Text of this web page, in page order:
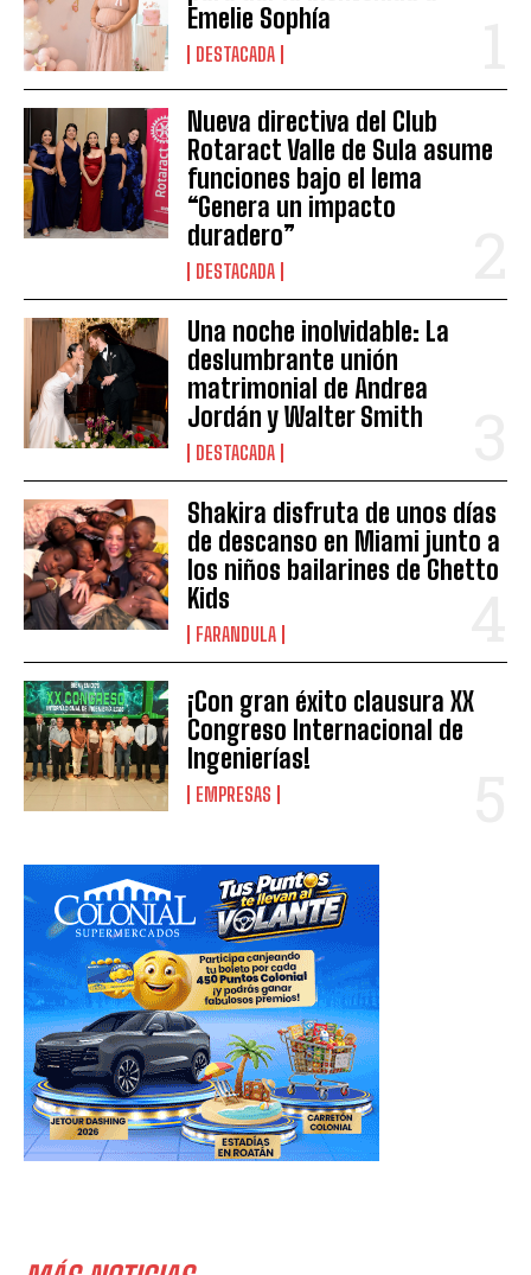
Emelie Sophía
DESTACADA
Nueva directiva del Club
Rotaract Valle de Sula asume
funciones bajo el lema
“Genera un impacto
duradero”
DESTACADA
Una noche inolvidable: La
deslumbrante unión
matrimonial de Andrea
Jordán y Walter Smith
DESTACADA
Shakira disfruta de unos días
de descanso en Miami junto a
los niños bailarines de Ghetto
Kids
FARANDULA
¡Con gran éxito clausura XX
Congreso Internacional de
Ingenierías!
EMPRESAS